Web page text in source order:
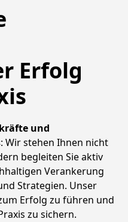
Erfolg
und
: Wir stehen Ihnen nicht
begleiten Sie aktiv
Verankerung
Strategien. Unser
Erfolg zu führen und
zu sichern.